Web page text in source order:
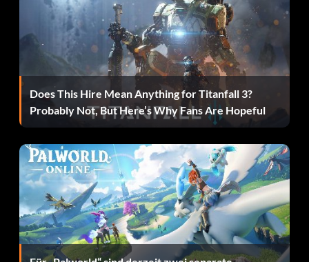
Does This Hire Mean Anything for Titanfall 3?
Probably Not, But Here’s Why Fans Are Hopeful